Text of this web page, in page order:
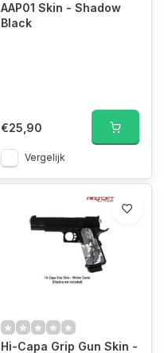
AAP01 Skin - Shadow
Black
€25,90
Vergelijk
Hi-Capa Grip Gun Skin -